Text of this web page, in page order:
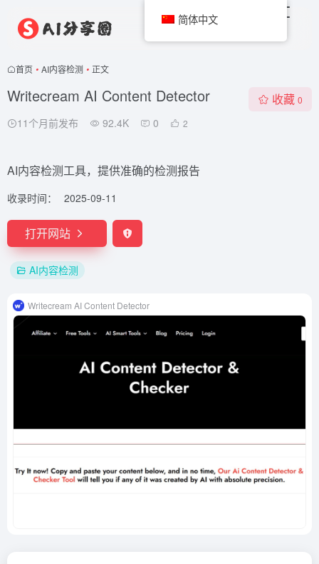
首页 • AI内容检测 • 正文
Writecream AI Content Detector
11个月前发布 92.4K 0 2
收藏 0
AI内容检测工具，提供准确的检测报告
收录时间： 2025-09-11
打开网站
AI内容检测
Writecream AI Content Detector
简体中文